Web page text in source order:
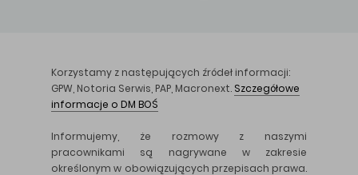
Korzystamy z następujących źródeł informacji:
GPW, Notoria Serwis, PAP, Macronext. Szczegółowe
informacje o DM BOŚ
Informujemy, że rozmowy z naszymi
pracownikami są nagrywane w zakresie
określonym w obowiązujących przepisach prawa.